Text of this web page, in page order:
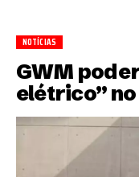
NOTÍCIAS
GWM
elétrico”